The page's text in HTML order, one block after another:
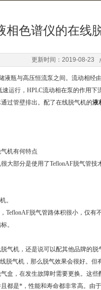
相色谱仪的在线
更新时间：2019-08-23
液瓶与高压恒流泵之间。流动相
运行，HPLC流动相在泵的作用下
过管壁排出。配了在线脱气机的液
机有何特点
大部分是使用了TeflonAF脱气管
。
TeflonAF脱气管路体积很小，仅
。
气机，还是说可以配其他品牌的脱
脱气机，那么脱气效果会很好。
盒，在发生故障时需要更换。这些
都是*，性能和寿命都非常高。由